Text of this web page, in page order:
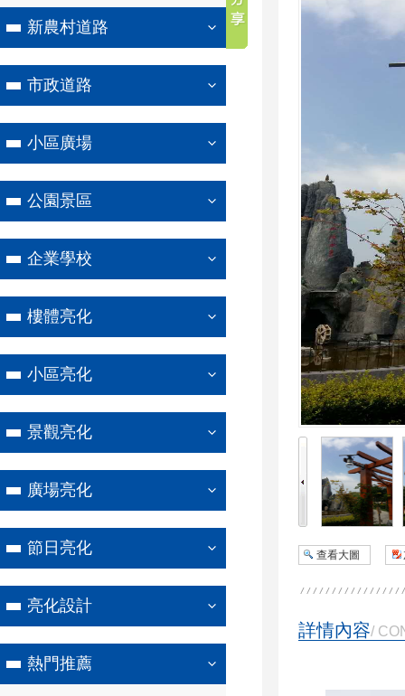
新農村道路
市政道路
小區廣場
公園景區
企業學校
樓體亮化
小區亮化
景觀亮化
廣場亮化
節日亮化
亮化設計
熱門推薦
查看大圖
詳情內容/